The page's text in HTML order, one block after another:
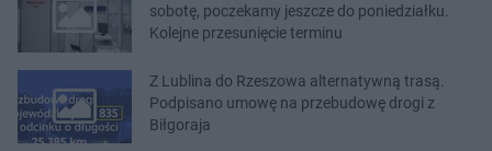
sobotę, poczekamy jeszcze do poniedziałku.
Kolejne przesunięcie terminu
Z Lublina do Rzeszowa alternatywną trasą.
Podpisano umowę na przebudowę drogi z
Biłgoraja